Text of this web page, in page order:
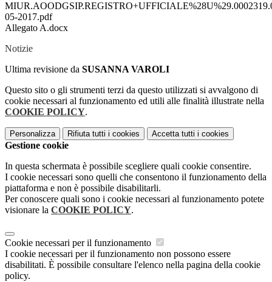
05-2017.pdf
Allegato A.docx
Notizie
Ultima revisione da SUSANNA VAROLI
Questo sito o gli strumenti terzi da questo utilizzati si avvalgono di
cookie necessari al funzionamento ed utili alle finalità illustrate nella
COOKIE POLICY.
Personalizza Rifiuta tutti i cookies Accetta tutti i cookies
Gestione cookie
In questa schermata è possibile scegliere quali cookie consentire.
I cookie necessari sono quelli che consentono il funzionamento della
piattaforma e non è possibile disabilitarli.
Per conoscere quali sono i cookie necessari al funzionamento potete
visionare la COOKIE POLICY.
Cookie necessari per il funzionamento
I cookie necessari per il funzionamento non possono essere
disabilitati. È possibile consultare l'elenco nella pagina della cookie
policy.